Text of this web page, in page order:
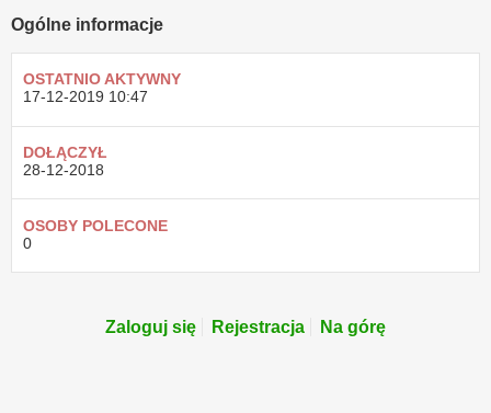
Ogólne informacje
OSTATNIO AKTYWNY
17-12-2019 10:47
DOŁĄCZYŁ
28-12-2018
OSOBY POLECONE
0
Zaloguj się Rejestracja Na górę